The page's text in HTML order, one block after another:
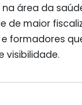
área da
de maior
formadores
visibilidade.